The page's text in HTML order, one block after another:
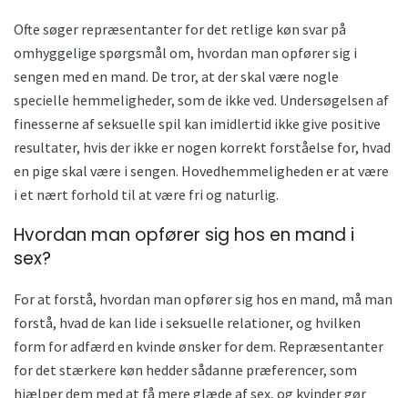
Ofte søger repræsentanter for det retlige køn svar på
omhyggelige spørgsmål om, hvordan man opfører sig i
sengen med en mand. De tror, ​​at der skal være nogle
specielle hemmeligheder, som de ikke ved. Undersøgelsen af ​​
finesserne af seksuelle spil kan imidlertid ikke give positive
resultater, hvis der ikke er nogen korrekt forståelse for, hvad
en pige skal være i sengen. Hovedhemmeligheden er at være
i et nært forhold til at være fri og naturlig.
Hvordan man opfører sig hos en mand i
sex?
For at forstå, hvordan man opfører sig hos en mand, må man
forstå, hvad de kan lide i seksuelle relationer, og hvilken
form for adfærd en kvinde ønsker for dem. Repræsentanter
for det stærkere køn hedder sådanne præferencer, som
hjælper dem med at få mere glæde af sex, og kvinder gør